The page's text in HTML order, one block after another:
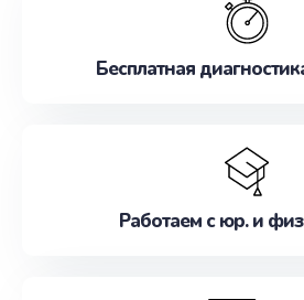
Бесплатная
Работаем с юр. и